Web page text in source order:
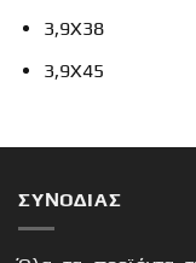
3,9Χ38
3,9Χ45
ΣΥΝΟΔΙΑΣ